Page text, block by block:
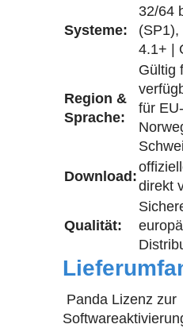
Systeme:
32/64
(SP1),
4.1+ |
Region &
Sprache:
Gültig
für
Download:
direkt
Qualität:
Panda Lizenz zur